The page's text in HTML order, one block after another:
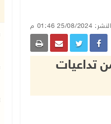
2024 01:46 م
تداعيات